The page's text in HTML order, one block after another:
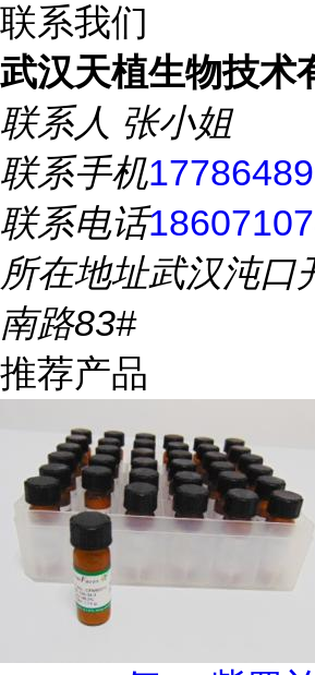
联系我们
武汉天植生物技术
联系人 张小姐
联系手机
联系电话
所在地址武汉沌口
南路83#
推荐产品